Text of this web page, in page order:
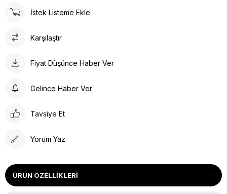
İstek Listeme Ekle
Karşılaştır
Fiyat Düşünce Haber Ver
Gelince Haber Ver
Tavsiye Et
Yorum Yaz
ÜRÜN ÖZELLIKLERI